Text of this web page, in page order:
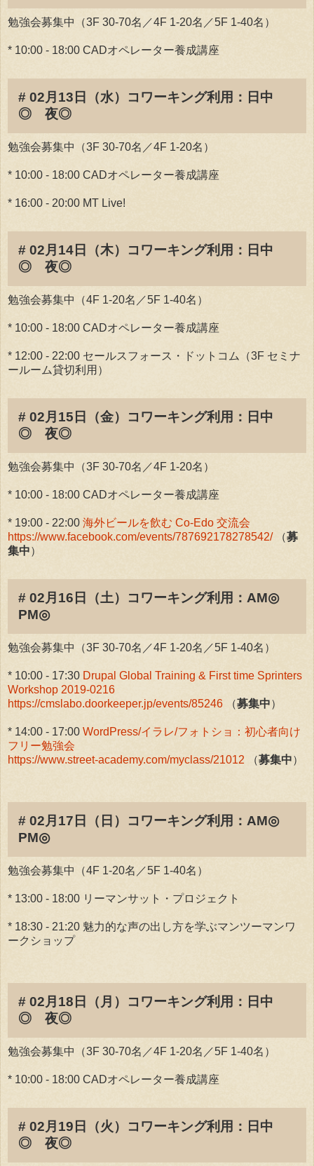
勉強会募集中（3F 30-70名／4F 1-20名／5F 1-40名）
* 10:00 - 18:00 CADオペレーター養成講座
# 02月13日（水）コワーキング利用：日中
◎ 夜◎
勉強会募集中（3F 30-70名／4F 1-20名）
* 10:00 - 18:00 CADオペレーター養成講座
* 16:00 - 20:00 MT Live!
# 02月14日（木）コワーキング利用：日中
◎ 夜◎
勉強会募集中（4F 1-20名／5F 1-40名）
* 10:00 - 18:00 CADオペレーター養成講座
* 12:00 - 22:00 セールスフォース・ドットコム（3F セミナ
ールーム貸切利用）
# 02月15日（金）コワーキング利用：日中
◎ 夜◎
勉強会募集中（3F 30-70名／4F 1-20名）
* 10:00 - 18:00 CADオペレーター養成講座
* 19:00 - 22:00 海外ビールを飲む Co-Edo 交流会
https://www.facebook.com/events/787692178278542/（募
集中）
# 02月16日（土）コワーキング利用：AM◎
PM◎
勉強会募集中（3F 30-70名／4F 1-20名／5F 1-40名）
* 10:00 - 17:30 Drupal Global Training & First time Sprinters
Workshop 2019-0216
https://cmslabo.doorkeeper.jp/events/85246 （募集中）
* 14:00 - 17:00 WordPress/イラレ/フォトショ：初心者向け
フリー勉強会
https://www.street-academy.com/myclass/21012 （募集中）
# 02月17日（日）コワーキング利用：AM◎
PM◎
勉強会募集中（4F 1-20名／5F 1-40名）
* 13:00 - 18:00 リーマンサット・プロジェクト
* 18:30 - 21:20 魅力的な声の出し方を学ぶマンツーマンワ
ークショップ
# 02月18日（月）コワーキング利用：日中
◎ 夜◎
勉強会募集中（3F 30-70名／4F 1-20名／5F 1-40名）
* 10:00 - 18:00 CADオペレーター養成講座
# 02月19日（火）コワーキング利用：日中
◎ 夜◎